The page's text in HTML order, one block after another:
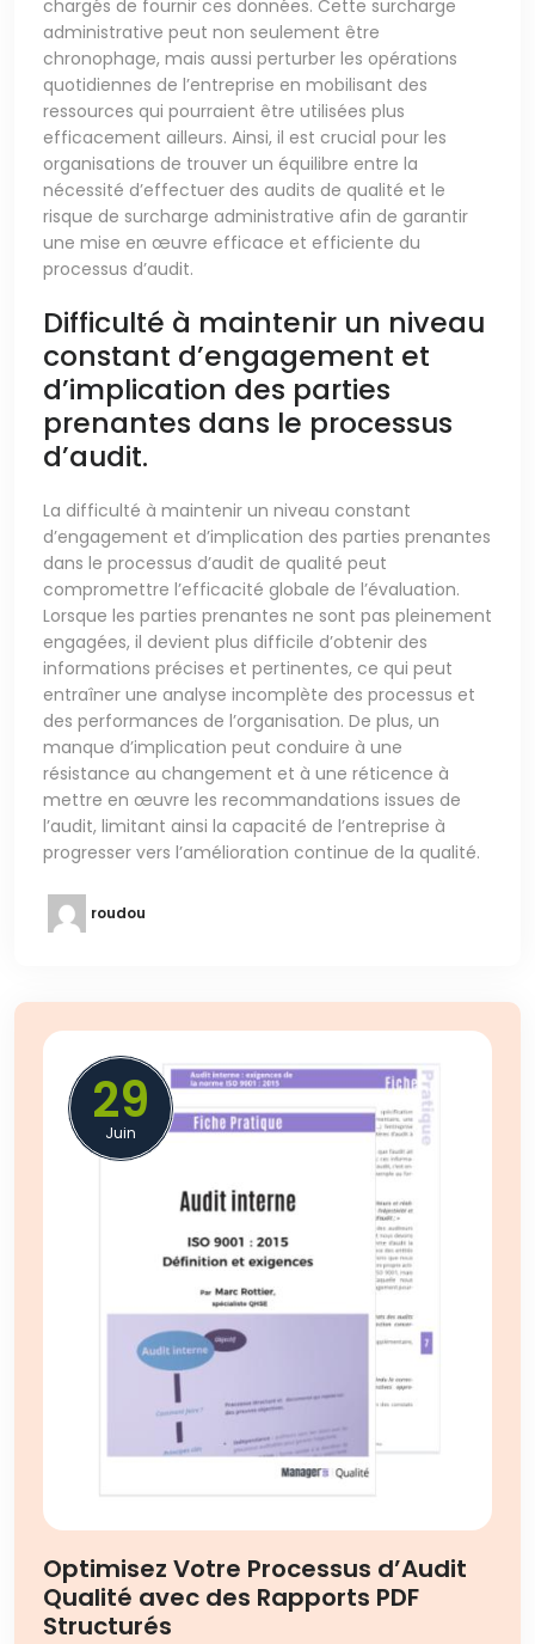
chargés de fournir ces données. Cette surcharge
administrative peut non seulement être
chronophage, mais aussi perturber les opérations
quotidiennes de l’entreprise en mobilisant des
ressources qui pourraient être utilisées plus
efficacement ailleurs. Ainsi, il est crucial pour les
organisations de trouver un équilibre entre la
nécessité d’effectuer des audits de qualité et le
risque de surcharge administrative afin de garantir
une mise en œuvre efficace et efficiente du
processus d’audit.
Difficulté à maintenir un niveau
constant d’engagement et
d’implication des parties
prenantes dans le processus
d’audit.
La difficulté à maintenir un niveau constant
d’engagement et d’implication des parties prenantes
dans le processus d’audit de qualité peut
compromettre l’efficacité globale de l’évaluation.
Lorsque les parties prenantes ne sont pas pleinement
engagées, il devient plus difficile d’obtenir des
informations précises et pertinentes, ce qui peut
entraîner une analyse incomplète des processus et
des performances de l’organisation. De plus, un
manque d’implication peut conduire à une
résistance au changement et à une réticence à
mettre en œuvre les recommandations issues de
l’audit, limitant ainsi la capacité de l’entreprise à
progresser vers l’amélioration continue de la qualité.
roudou
29
Juin
Optimisez Votre Processus d’Audit
Qualité avec des Rapports PDF
Structurés